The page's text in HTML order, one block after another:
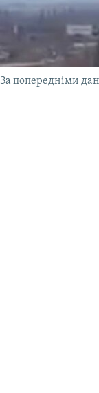
За попередніми